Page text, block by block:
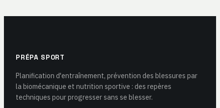
PRÉPA SPORT
Planification d'entraînement, prévention des blessures par
la biomécanique et nutrition sportive : des repères
techniques pour progresser sans se blesser.